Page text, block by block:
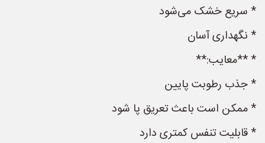
* سریع خشک می‌شود
* نگهداری آسان
* **معایب:**
* جذب رطوبت پایین
* ممکن است باعث تعریق پا شود
* قابلیت تنفس کمتری دارد